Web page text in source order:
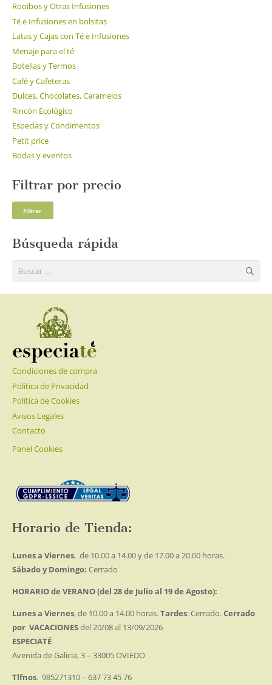
Rooibos y Otras Infusiones
Té e Infusiones en bolsitas
Latas y Cajas con Té e Infusiones
Menaje para el té
Botellas y Termos
Café y Cafeteras
Dulces, Chocolates, Caramelos
Rincón Ecológico
Especias y Condimentos
Petit price
Bodas y eventos
Filtrar por precio
Filtrar
Búsqueda rápida
Buscar:
Condiciones de compra
Política de Privacidad
Política de Cookies
Avisos Legales
Contacto
Panel Cookies
Horario de Tienda:
Lunes a Viernes, de 10.00 a 14.00 y de 17.00 a 20.00 horas.
Sábado y Domingo: Cerrado
HORARIO de VERANO (del 28 de Julio al 19 de Agosto):
Lunes a Viernes, de 10.00 a 14.00 horas.Tardes: Cerrado.Cerrado
por VACACIONESdel 20/08 al 13/09/2026
ESPECIATÉ
Avenida de Galicia, 3 – 33005 OVIEDO
Tlfnos. 985271310 – 637 73 45 76